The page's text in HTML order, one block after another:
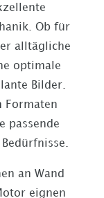
Ob für
alltägliche
optimale
Bilder.
Formaten
passende
an Wand
eignen